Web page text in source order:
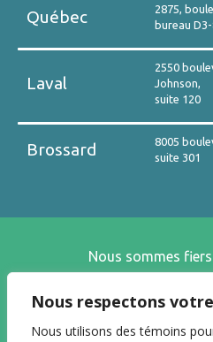
Nous respectons
Nous utilisons des témoins
Québec
2875,
bureau
Laval
2550
Johnson,
suite 120
Brossard
8005
suite 301
Nous sommes